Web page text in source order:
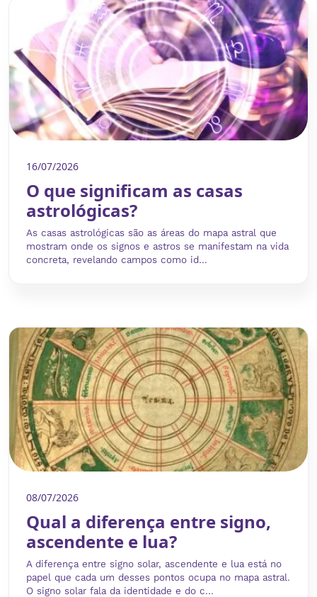
16/07/2026
O que significam as casas
astrológicas?
As casas astrológicas são as áreas do mapa astral que
mostram onde os signos e astros se manifestam na vida
concreta, revelando campos como id...
08/07/2026
Qual a diferença entre signo,
ascendente e lua?
A diferença entre signo solar, ascendente e lua está no
papel que cada um desses pontos ocupa no mapa astral.
O signo solar fala da identidade e do c...